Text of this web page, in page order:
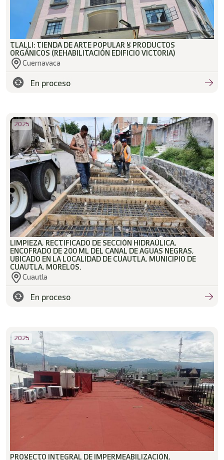
TLALLI: TIENDA DE ARTE POPULAR Y PRODUCTOS
ORGÁNICOS (REHABILITACIÓN EDIFICIO VICTORIA)
Cuernavaca
En proceso
2025
LIMPIEZA, RECTIFICADO DE SECCIÓN HIDRAÚLICA,
ENCOFRADO DE 200 ML DEL CANAL DE AGUAS NEGRAS,
UBICADO EN LA LOCALIDAD DE CUAUTLA, MUNICIPIO DE
CUAUTLA, MORELOS.
Cuautla
En proceso
2025
PROYECTO INTEGRAL DE IMPERMEABILIZACIÓN,